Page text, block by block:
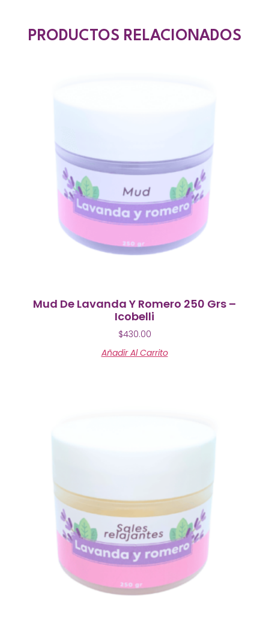
PRODUCTOS RELACIONADOS
Mud De Lavanda Y Romero 250 Grs –
Icobelli
$430.00
Añadir Al Carrito